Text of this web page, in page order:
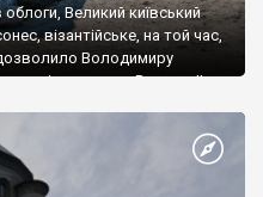
облоги, Великий київський
візантійське, на той час,
Володимиру
імператору Василю ІІ, та
Василем-християнином.
Херсонесу Таврійського